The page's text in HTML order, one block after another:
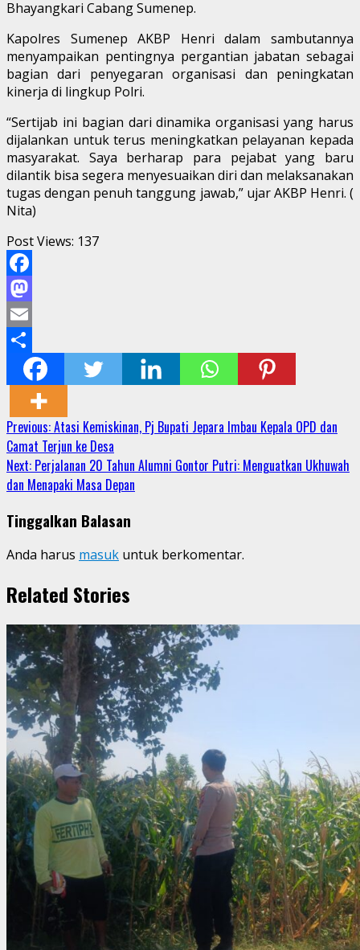
Bhayangkari Cabang Sumenep.
Kapolres Sumenep AKBP Henri dalam sambutannya
menyampaikan pentingnya pergantian jabatan sebagai
bagian dari penyegaran organisasi dan peningkatan
kinerja di lingkup Polri.
“Sertijab ini bagian dari dinamika organisasi yang harus
dijalankan untuk terus meningkatkan pelayanan kepada
masyarakat. Saya berharap para pejabat yang baru
dilantik bisa segera menyesuaikan diri dan melaksanakan
tugas dengan penuh tanggung jawab,” ujar AKBP Henri. (
Nita)
Post Views: 137
Facebook
Mastodon
Email
Share
Continue
Reading
Previous:Atasi Kemiskinan, Pj Bupati Jepara Imbau Kepala OPD dan
Camat Terjun ke Desa
Next: Perjalanan 20 Tahun Alumni Gontor Putri: Menguatkan Ukhuwah
dan Menapaki Masa Depan
Tinggalkan Balasan
Anda harus masuk untuk berkomentar.
Related Stories